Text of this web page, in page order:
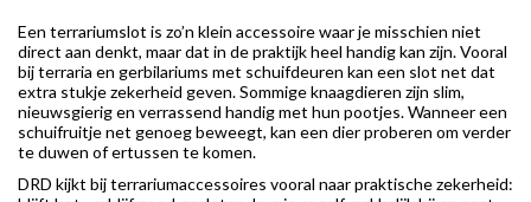
Een terrariumslot is zo’n klein accessoire waar je misschien niet
direct aan denkt, maar dat in de praktijk heel handig kan zijn. Vooral
bij terraria en gerbilariums met schuifdeuren kan een slot net dat
extra stukje zekerheid geven. Sommige knaagdieren zijn slim,
nieuwsgierig en verrassend handig met hun pootjes. Wanneer een
schuifruitje net genoeg beweegt, kan een dier proberen om verder
te duwen of ertussen te komen.
DRD kijkt bij terrariumaccessoires vooral naar praktische zekerheid: